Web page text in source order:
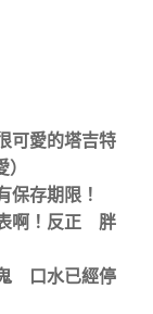
可愛的塔吉特
保存期限！
啊！反正 胖
口水已經停